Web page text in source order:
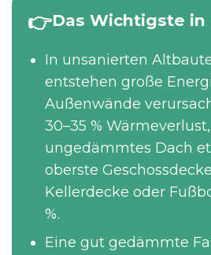
Das Wichtigste in
In unsanierten
entstehen große
Außenwände
30–35 %
ungedämmtes Dach
oberste
Kellerdecke oder
%.
Eine gut gedämmte